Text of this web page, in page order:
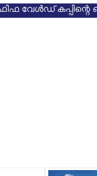
കപ്പിന്റെ